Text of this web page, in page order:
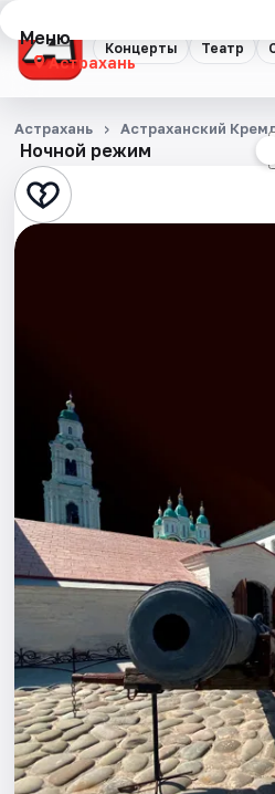
Концерты Театр
Меню
Астрахань
Концерты
Театр
Стендап
Спорт
События
Города
Площадки
Артисты
Рейтинги
Ночной режим
Астрахань Астраханский